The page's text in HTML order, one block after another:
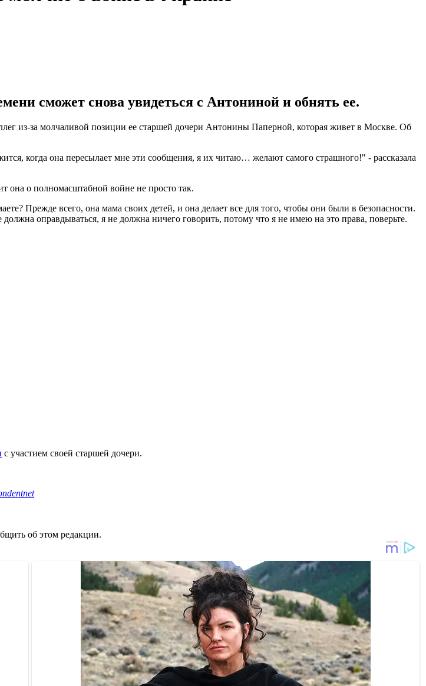
сможет снова увидеться с Антониной и обнять ее.
из-за молчаливой позиции ее старшей дочери Антонины Паперной, которая живет в Москве. Об
когда она пересылает мне эти сообщения, я их читаю… желают самого страшного!" - рассказала
она о полномасштабной войне не просто так.
Прежде всего, она мама своих детей, и она делает все для того, чтобы они были в безопасности.
оправдываться, я не должна ничего говорить, потому что я не имею на это права, поверьте.
с участием своей старшей дочери.
об этом редакции.